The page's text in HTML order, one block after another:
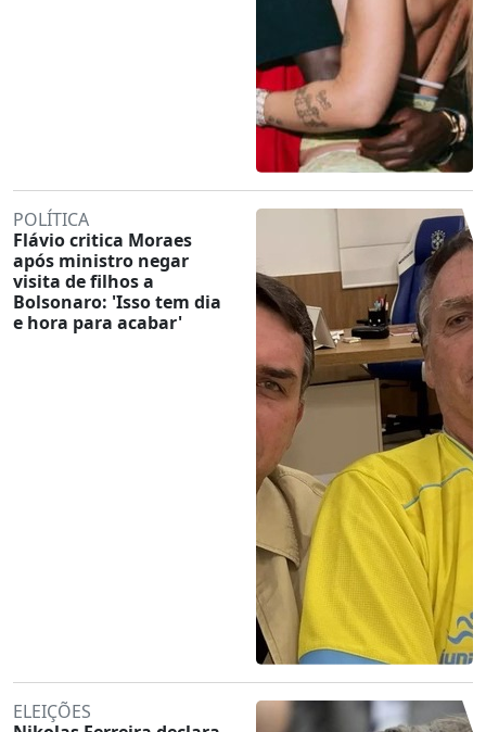
POLÍTICA
Flávio critica Moraes
após ministro negar
visita de filhos a
Bolsonaro: 'Isso tem dia
e hora para acabar'
ELEIÇÕES